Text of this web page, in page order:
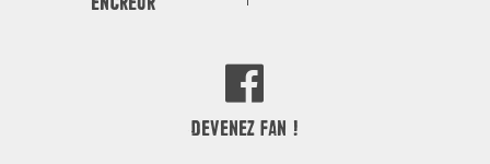
DEVENEZ FAN !